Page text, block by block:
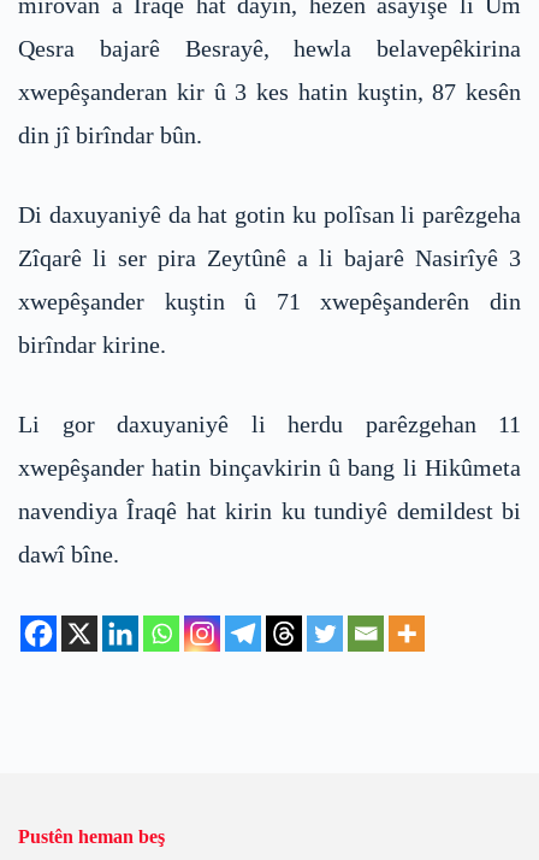
Qesra bajarê Besrayê, hewla belavepêkirina
xwepêşanderan kir û 3 kes hatin kuştin, 87 kesên
din jî birîndar bûn.
Di daxuyaniyê da hat gotin ku polîsan li parêzgeha
Zîqarê li ser pira Zeytûnê a li bajarê Nasirîyê 3
xwepêşander kuştin û 71 xwepêşanderên din
birîndar kirine.
Li gor daxuyaniyê li herdu parêzgehan 11
xwepêşander hatin binçavkirin û bang li Hikûmeta
navendiya Îraqê hat kirin ku tundiyê demildest bi
dawî bîne.
Pustên heman beş